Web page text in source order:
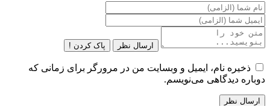
ارسال نظر پاک کردن !
ذخیره نام، ایمیل و وبسایت من در مرورگر برای زمانی که
دوباره دیدگاهی می‌نویسم.